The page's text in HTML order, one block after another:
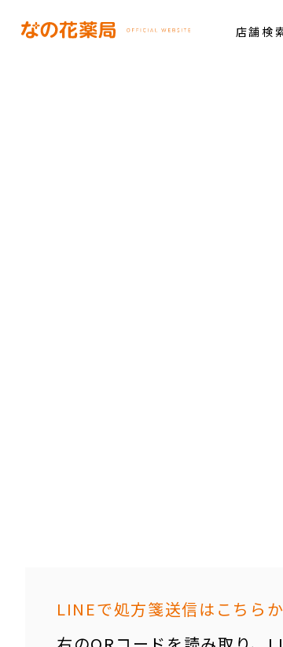
店舗検
LINEで処方箋送信はこちら